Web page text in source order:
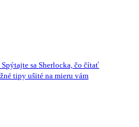
Spýtajte sa Sherlocka, čo čítať
tipy ušité na mieru vám